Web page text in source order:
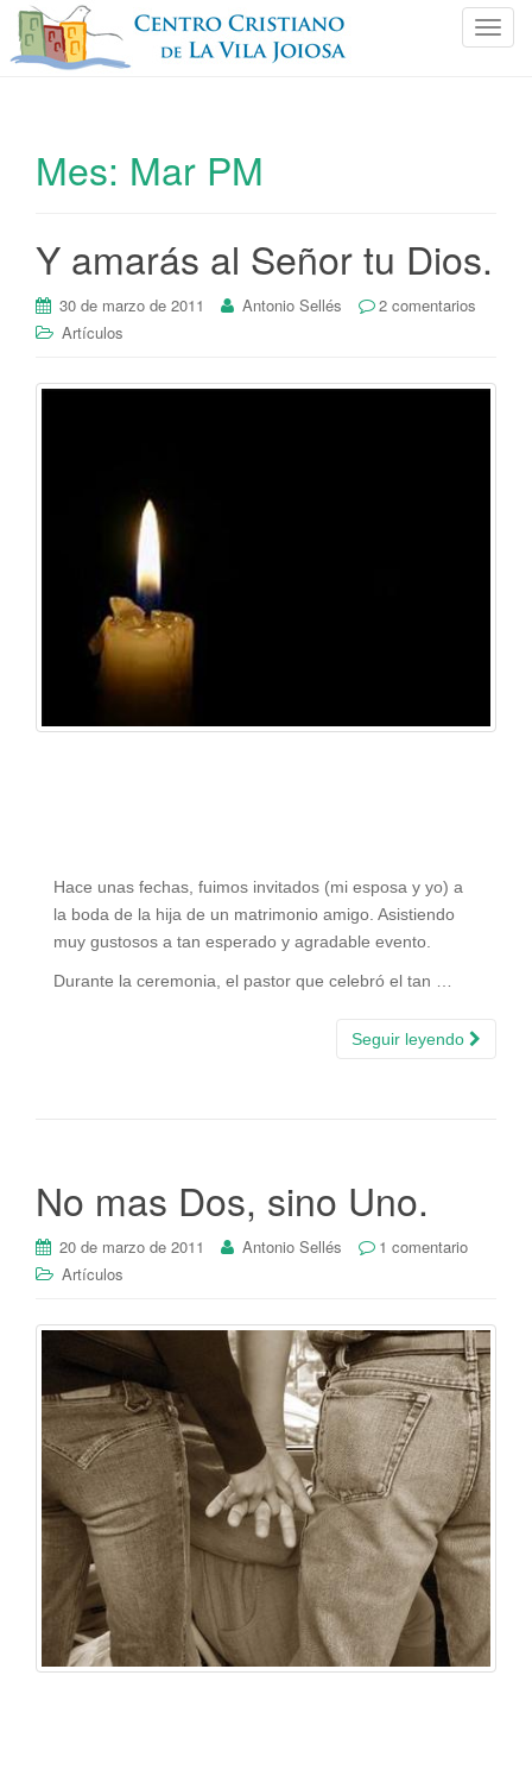
C
v
c
Mes: Mar PM
Y amarás al Señor tu Dios.
30 de marzo de 2011 Antonio Sellés
2 comentarios
Artículos
Hace unas fechas, fuimos invitados (mi esposa y yo) a
la boda de la hija de un matrimonio amigo. Asistiendo
muy gustosos a tan esperado y agradable evento.
Durante la ceremonia, el pastor que celebró el tan …
Seguir leyendo
No mas Dos, sino Uno.
20 de marzo de 2011 Antonio Sellés
1 comentario
Artículos